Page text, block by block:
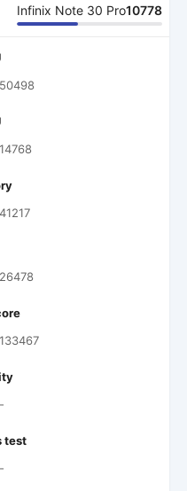
Infinix Note 30 Pro10778
50498
14768
41217
26478
133467
-
test
-